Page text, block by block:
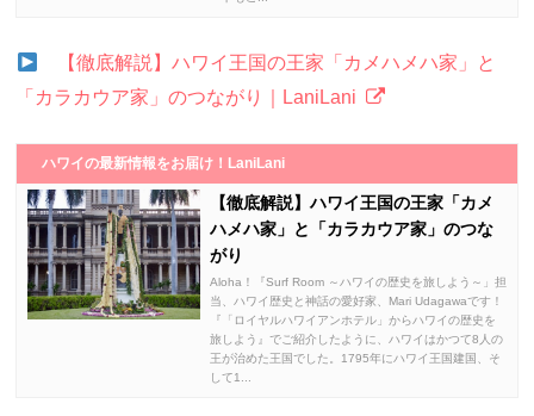
【徹底解説】ハワイ王国の王家「カメハメハ家」と
「カラカウア家」のつながり｜LaniLani
ハワイの最新情報をお届け！LaniLani
【徹底解説】ハワイ王国の王家「カメ
ハメハ家」と「カラカウア家」のつな
がり
Aloha！『Surf Room ～ハワイの歴史を旅しよう～」担
当、ハワイ歴史と神話の愛好家、Mari Udagawaです！
『「ロイヤルハワイアンホテル」からハワイの歴史を
旅しよう』でご紹介したように、ハワイはかつて8人の
王が治めた王国でした。1795年にハワイ王国建国、そ
して1...